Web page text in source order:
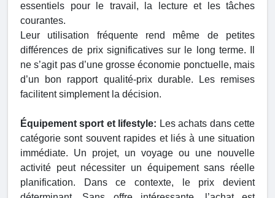
essentiels pour le travail, la lecture et les tâches
courantes.
Leur utilisation fréquente rend même de petites
différences de prix significatives sur le long terme. Il
ne s’agit pas d’une grosse économie ponctuelle, mais
d’un bon rapport qualité-prix durable. Les remises
facilitent simplement la décision.
Équipement sport et lifestyle: Les achats dans cette
catégorie sont souvent rapides et liés à une situation
immédiate. Un projet, un voyage ou une nouvelle
activité peut nécessiter un équipement sans réelle
planification. Dans ce contexte, le prix devient